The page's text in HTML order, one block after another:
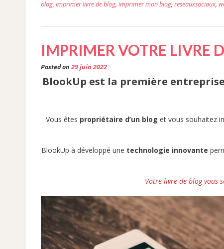
blog, imprimer livre de blog, imprimer mon blog, reseauxsociaux,
IMPRIMER VOTRE LIVRE
Posted on29 juin 2022
BlookUp est la première
Vous êtes propriétaire d’un blog et vous souhaitez
BlookUp à développé une technologie innovante
Votre livre de blog vous